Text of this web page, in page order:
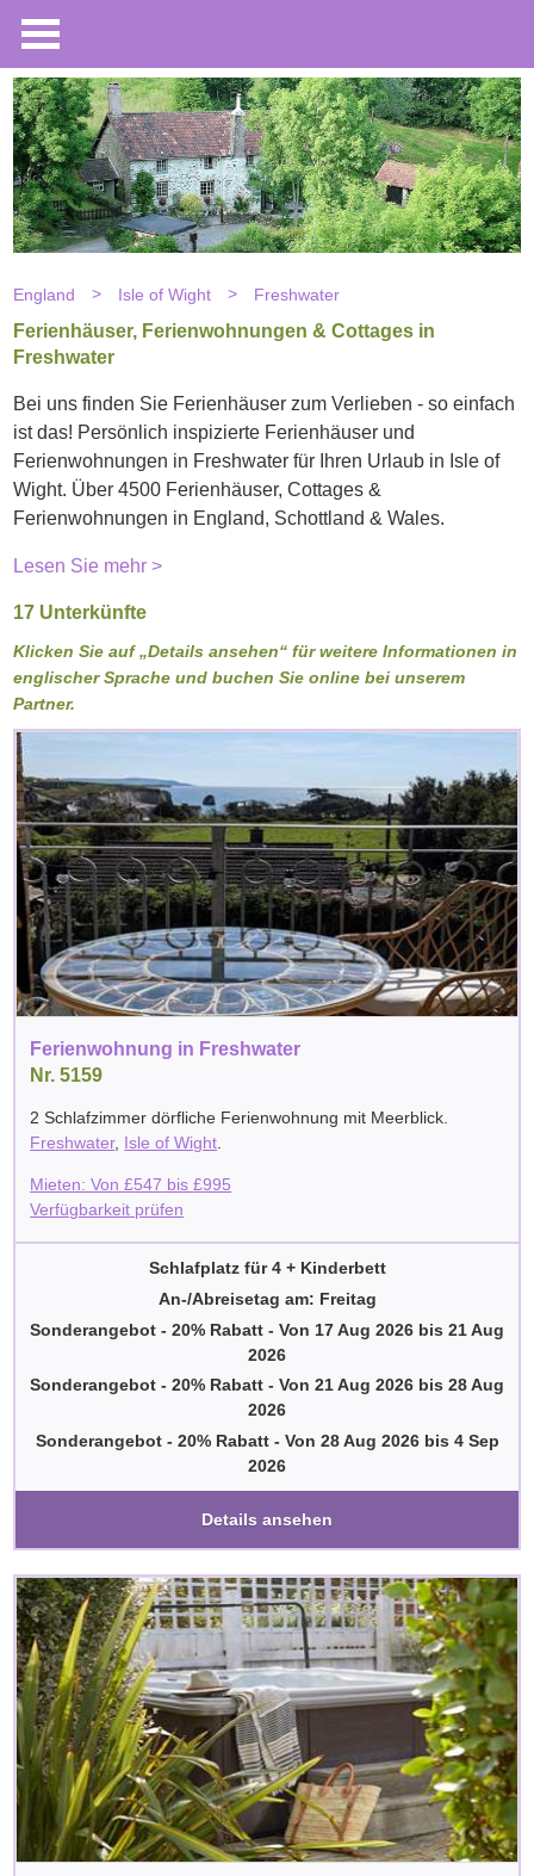
England Isle of Wight Freshwater
Ferienhäuser, Ferienwohnungen & Cottages in
Freshwater
Bei uns finden Sie Ferienhäuser zum Verlieben - so einfach
ist das! Persönlich inspizierte Ferienhäuser und
Ferienwohnungen in Freshwater für Ihren Urlaub in Isle of
Wight. Über 4500 Ferienhäuser, Cottages &
Ferienwohnungen in England, Schottland & Wales.
Lesen Sie mehr >
17 Unterkünfte
Klicken Sie auf „Details ansehen“ für weitere Informationen in
englischer Sprache und buchen Sie online bei unserem
Partner.
Ferienwohnung in Freshwater
Nr. 5159
2 Schlafzimmer dörfliche Ferienwohnung mit Meerblick.
Freshwater, Isle of Wight
Mieten: Von£547 bis£995
Verfügbarkeit prüfen
Schlafplatz für 4 + Kinderbett
An-/Abreisetag am: Freitag
Sonderangebot - 20% Rabatt - Von 17 Aug 2026 bis 21 Aug
2026
Sonderangebot - 20% Rabatt - Von 21 Aug 2026 bis 28 Aug
2026
Sonderangebot - 20% Rabatt- Von 28 Aug 2026bis 4 Sep
2026
Details ansehen